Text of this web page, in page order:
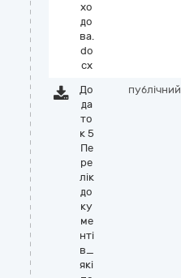
хо
до
ва.
do
cx
До
да
то
к 5
Пе
ре
лік
до
ку
ме
нті
в_
які
публічний